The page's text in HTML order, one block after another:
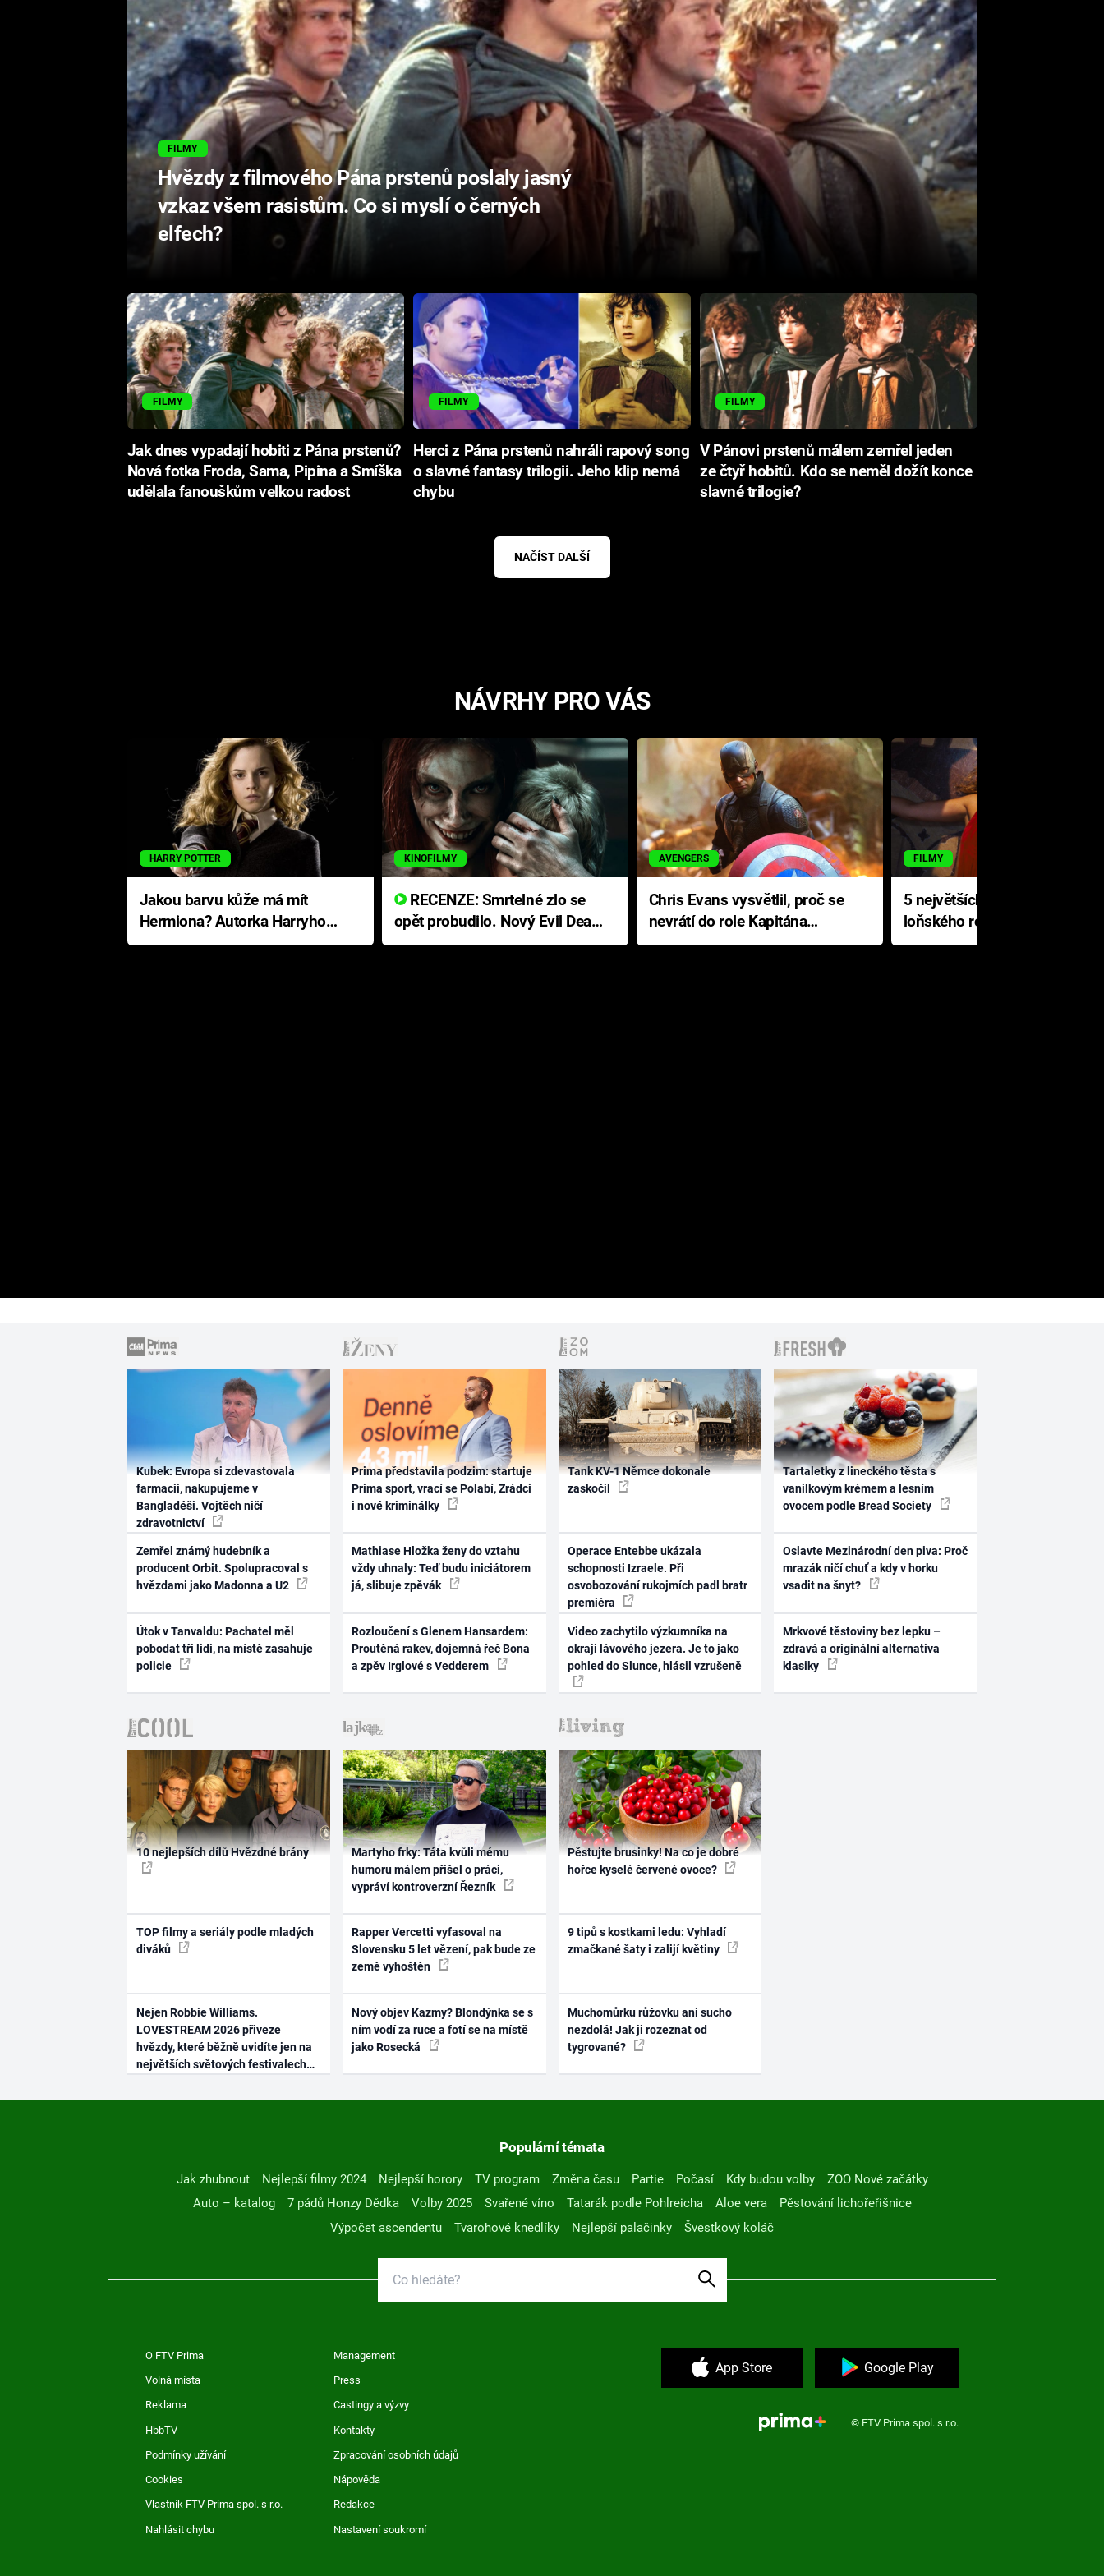
FILMY
Hvězdy z filmového Pána prstenů poslaly jasný
vzkaz všem rasistům. Co si myslí o černých
elfech?
FILMY
Jak dnes vypadají hobiti z Pána prstenů?
Nová fotka Froda, Sama, Pipina a Smíška
udělala fanouškům velkou radost
FILMY
Herci z Pána prstenů nahráli rapový song
o slavné fantasy trilogii. Jeho klip nemá
chybu
FILMY
V Pánovi prstenů málem zemřel jeden
ze čtyř hobitů. Kdo se neměl dožít konce
slavné trilogie?
NAČÍST DALŠÍ
NÁVRHY PRO VÁS
HARRY POTTER
Jakou barvu kůže má mít
Hermiona? Autorka Harryho
Pottera přišla s ráznou
KINOFILMY
RECENZE: Smrtelné zlo se
opět probudilo. Nový Evil Dead
přichází s neodolatelnou
AVENGERS
Chris Evans vysvětlil, proč se
nevrátí do role Kapitána
Ameriky
FILMY
5 největších propadáků
loňského roku: Disney na
jediné katastrofě prodělal 200
Kubek: Evropa si zdevastovala
farmacii, nakupujeme v
Bangladéši. Vojtěch ničí
zdravotnictví
Zemřel známý hudebník a
producent Orbit. Spolupracoval s
hvězdami jako Madonna a U2
Útok v Tanvaldu: Pachatel měl
pobodat tři lidi, na místě zasahuje
policie
Prima představila podzim: startuje
Prima sport, vrací se Polabí, Zrádci
i nové kriminálky
Mathiase Hložka ženy do vztahu
vždy uhnaly: Teď budu iniciátorem
já, slibuje zpěvák
Rozloučení s Glenem Hansardem:
Proutěná rakev, dojemná řeč Bona
a zpěv Irglové s Vedderem
Tank KV-1 Němce dokonale
zaskočil
Operace Entebbe ukázala
schopnosti Izraele. Při
osvobozování rukojmích padl bratr
premiéra
Video zachytilo výzkumníka na
okraji lávového jezera. Je to jako
pohled do Slunce, hlásil vzrušeně
Tartaletky z lineckého těsta s
vanilkovým krémem a lesním
ovocem podle Bread Society
Oslavte Mezinárodní den piva: Proč
mrazák ničí chuť a kdy v horku
vsadit na šnyt?
Mrkvové těstoviny bez lepku –
zdravá a originální alternativa
klasiky
10 nejlepších dílů Hvězdné brány
TOP filmy a seriály podle mladých
diváků
Nejen Robbie Williams.
LOVESTREAM 2026 přiveze
hvězdy, které běžně uvidíte jen na
největších světových festivalech
Martyho frky: Táta kvůli mému
humoru málem přišel o práci,
vypráví kontroverzní Řezník
Rapper Vercetti vyfasoval na
Slovensku 5 let vězení, pak bude ze
země vyhoštěn
Nový objev Kazmy? Blondýnka se s
ním vodí za ruce a fotí se na místě
jako Rosecká
Pěstujte brusinky! Na co je dobré
hořce kyselé červené ovoce?
9 tipů s kostkami ledu: Vyhladí
zmačkané šaty i zalijí květiny
Muchomůrku růžovku ani sucho
nezdolá! Jak ji rozeznat od
tygrované?
Populární témata
Jak zhubnout Nejlepší filmy 2024 Nejlepší horory TV program Změna času Partie Počasí Kdy budou volby
ZOO Nové začátky
Auto – katalog
7 pádů Honzy Dědka Volby 2025 Svařené víno Tatarák podle Pohlreicha Aloe vera
Pěstování lichořeřišnice
Výpočet ascendentu
Tvarohové knedlíky Nejlepší palačinky Švestkový koláč
O FTV Prima Management
Volná místa Press
Reklama Castingy a výzvy
HbbTV Kontakty
Podmínky užívání Zpracování osobních údajů
Cookies Nápověda
Vlastník FTV Prima spol. s r.o. Redakce
Nahlásit chybu Nastavení soukromí
App Store Google Play
© FTV Prima spol. s r.o.